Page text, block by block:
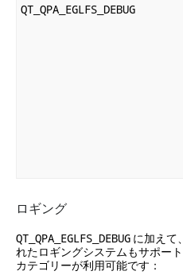
QT_QPA_EGLFS_DEBUG
ロギング
QT_QPA_EGLFS_DEBUG に加えて、
れたロギングシステムもサポー
カテゴリーが利用可能です：